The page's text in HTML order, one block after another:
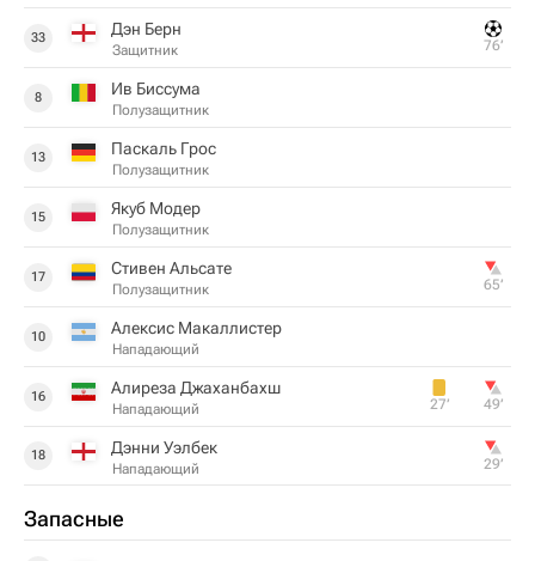
33 Дэн Берн
Защитник 76‎’‎
8 Ив Биссума
Полузащитник
13 Паскаль Грос
Полузащитник
15 Якуб Модер
Полузащитник
17 Стивен Альсате
Полузащитник 65‎’‎
10 Алексис Макаллистер
Нападающий
16 Алиреза Джаханбахш
Нападающий 27‎’‎ 49‎’‎
18 Дэнни Уэлбек
Нападающий 29‎’‎
Запасные